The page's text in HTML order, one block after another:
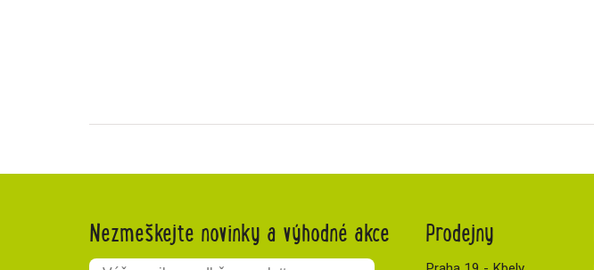
Nezmeškejte novinky a výhodné akce Prodejny